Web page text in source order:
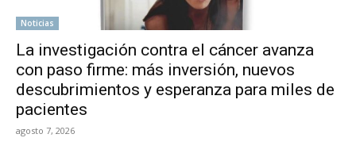
Noticias
La investigación contra el cáncer avanza
con paso firme: más inversión, nuevos
descubrimientos y esperanza para miles de
pacientes
agosto 7, 2026